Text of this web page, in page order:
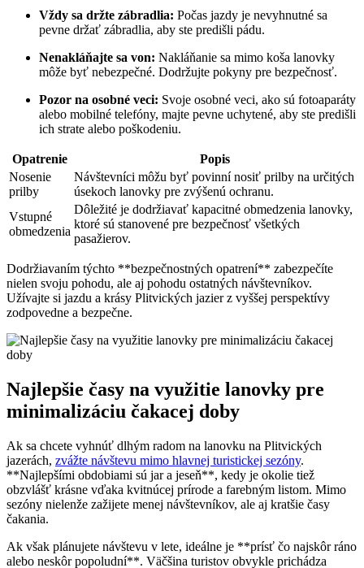
Vždy sa držte zábradlia: Počas jazdy je nevyhnutné sa
pevne držať zábradlia, aby ste predišli pádu.
Nenakláňajte sa von: Nakláňanie sa mimo koša lanovky
môže byť nebezpečné. Dodržujte pokyny pre bezpečnosť.
Pozor na osobné veci: Svoje osobné veci, ako sú fotoaparáty
alebo mobilné telefóny, majte pevne uchytené, aby ste predišli
ich strate alebo poškodeniu.
Opatrenie
Popis
Nosenie
prilby
Návštevníci môžu byť povinní nosiť prilby na určitých
úsekoch lanovky pre zvýšenú ochranu.
Vstupné
obmedzenia
Dôležité je dodržiavať kapacitné obmedzenia lanovky,
ktoré sú stanovené pre bezpečnosť všetkých
pasažierov.
Dodržiavaním týchto **bezpečnostných opatrení** zabezpečíte
nielen svoju pohodu, ale aj pohodu ostatných návštevníkov.
Užívajte si jazdu a krásy Plitvických jazier z vyššej perspektívy
zodpovedne a bezpečne.
Najlepšie časy na využitie lanovky pre
minimalizáciu čakacej doby
Ak sa chcete vyhnúť dlhým radom na lanovku na Plitvických
jazerách, zvážte návštevu mimo hlavnej turistickej sezóny.
**Najlepšími obdobiami sú jar a jeseň**, kedy je okolie tiež
obzvlášť krásne vďaka kvitnúcej prírode a farebným listom. Mimo
sezóny nielenže zažijete menej návštevníkov, ale aj kratšie časy
čakania.
Ak však plánujete návštevu v lete, ideálne je **prísť čo najskôr ráno
alebo neskôr popoludní**. Väčšina turistov obvykle prichádza